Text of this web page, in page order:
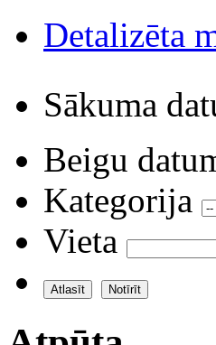
Detalizēta
Sākuma
Beigu
Kategorija
Vieta